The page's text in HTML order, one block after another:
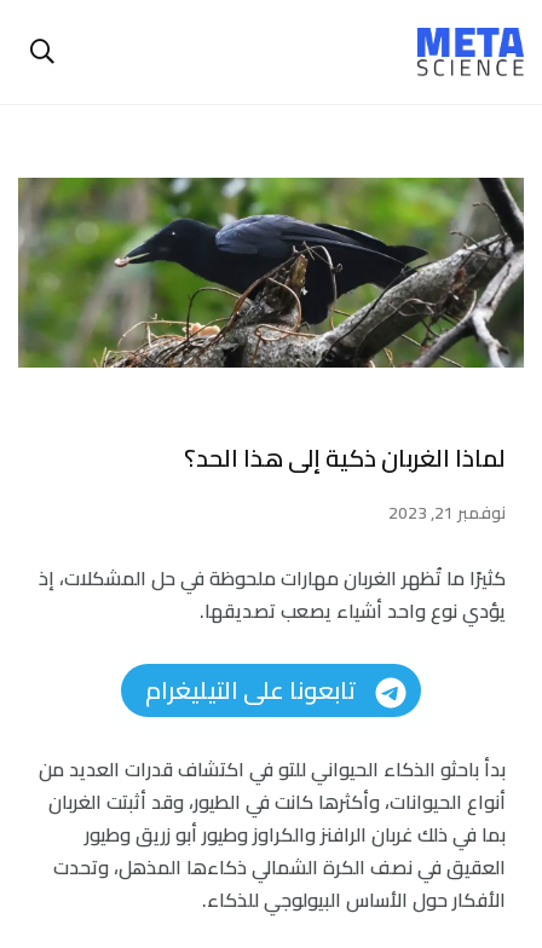
لماذا الغربان ذكية إلى هذا الحد؟
نوفمبر 21, 2023
كثيرًا ما تُظهر الغربان مهارات ملحوظة في حل المشكلات، إذ
يؤدي نوع واحد أشياء يصعب تصديقها.
تابعونا على التيليغرام
بدأ باحثو الذكاء الحيواني للتو في اكتشاف قدرات العديد من
أنواع الحيوانات، وأكثرها كانت في الطيور، وقد أثبتت الغربان
بما في ذلك غربان الرافنز والكراوز وطيور أبو زريق وطيور
العقيق في نصف الكرة الشمالي ذكاءها المذهل، وتحدت
الأفكار حول الأساس البيولوجي للذكاء.